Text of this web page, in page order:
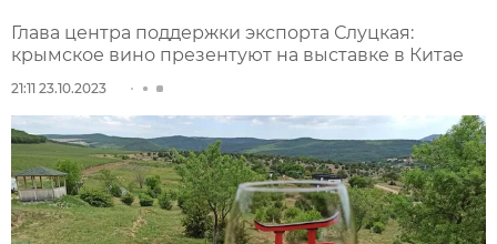
Глава центра поддержки экспорта Слуцкая:
крымское вино презентуют на выставке в Китае
21:11 23.10.2023